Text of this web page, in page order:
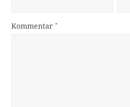
Kommentar*